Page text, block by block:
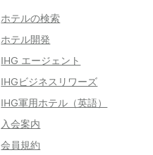
ホテルの検索
ホテル開発
IHG エージェント
IHGビジネスリワーズ
IHG軍用ホテル（英語）
入会案内
会員規約